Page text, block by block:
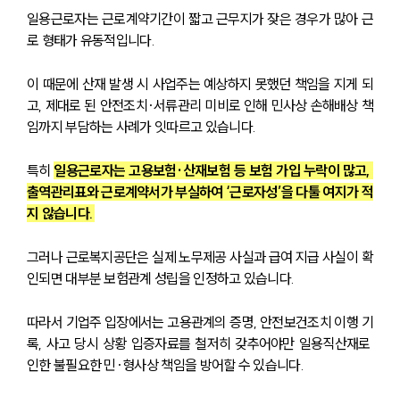
일용근로자는 근로계약기간이 짧고 근무지가 잦은 경우가 많아 근
로 형태가 유동적입니다.
이 때문에 산재 발생 시 사업주는 예상하지 못했던 책임을 지게 되
고, 제대로 된 안전조치·서류관리 미비로 인해 민사상 손해배상 책
임까지 부담하는 사례가 잇따르고 있습니다.
특히 일용근로자는 고용보험·산재보험 등 보험 가입 누락이 많고,
출역관리표와 근로계약서가 부실하여 ‘근로자성’을 다툴 여지가 적
지 않습니다.
그러나 근로복지공단은 실제 노무제공 사실과 급여 지급 사실이 확
인되면 대부분 보험관계 성립을 인정하고 있습니다.
따라서 기업주 입장에서는 고용관계의 증명, 안전보건조치 이행 기
록, 사고 당시 상황 입증자료를 철저히 갖추어야만 일용직산재로
인한 불필요한 민·형사상 책임을 방어할 수 있습니다.